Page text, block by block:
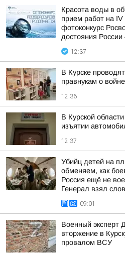
Красота воды в
прием работ на IV
фотоконкурс
достояния России
12:37
В Курске
правнукам о
12:36
В Курской
изъятии
12:37
Убийц детей на
обменяем, как
Россия ещё не
Генерал взял
09:01
Военный эксперт
вторжение в
провалом ВСУ